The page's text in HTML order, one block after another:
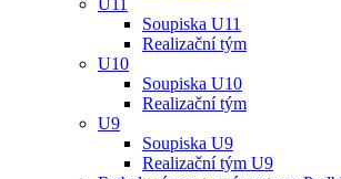
U11
Soupiska U11
Realizační tým
U10
Soupiska U10
Realizační tým
U9
Soupiska U9
Realizační tým U9